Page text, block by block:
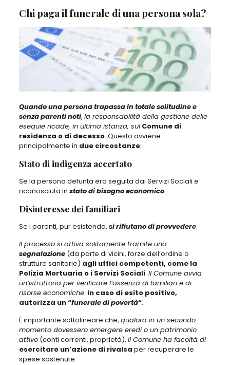
Chi paga il funerale di una persona sola?
Quando una persona trapassa in totale solitudine e
senza parenti noti, la responsabilità della gestione delle
esequie ricade, in ultima istanza, sul Comune di
residenza o di decesso. Questo avviene
principalmente in due circostanze:
Stato di indigenza accertato
Se la persona defunta era seguita dai Servizi Sociali e
riconosciuta in stato di bisogno economico.
Disinteresse dei familiari
Se i parenti, pur esistendo, si rifiutano di provvedere.
Il processo si attiva solitamente tramite una
segnalazione(da parte di vicini, forze dell’ordine o
strutture sanitarie) agli uffici competenti, come la
Polizia Mortuaria o i Servizi Sociali. Il Comune avvia
un’istruttoria per verificare l’assenza di familiari e di
risorse economiche. In caso di esito positivo,
autorizza un “funerale di povertà“.
È importante sottolineare che, qualora in un secondo
momento dovessero emergere eredi o un patrimonio
attivo(conti correnti, proprietà), il Comune ha facoltà di
esercitare un’azione di rivalsa per recuperare le
spese sostenute.